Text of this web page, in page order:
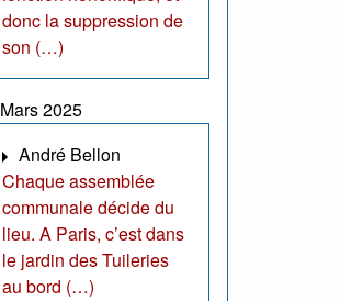
donc la suppression de
son (…)
Mars 2025
André Bellon
Chaque assemblée
communale décide du
lieu. A Paris, c’est dans
le jardin des Tuileries
au bord (…)